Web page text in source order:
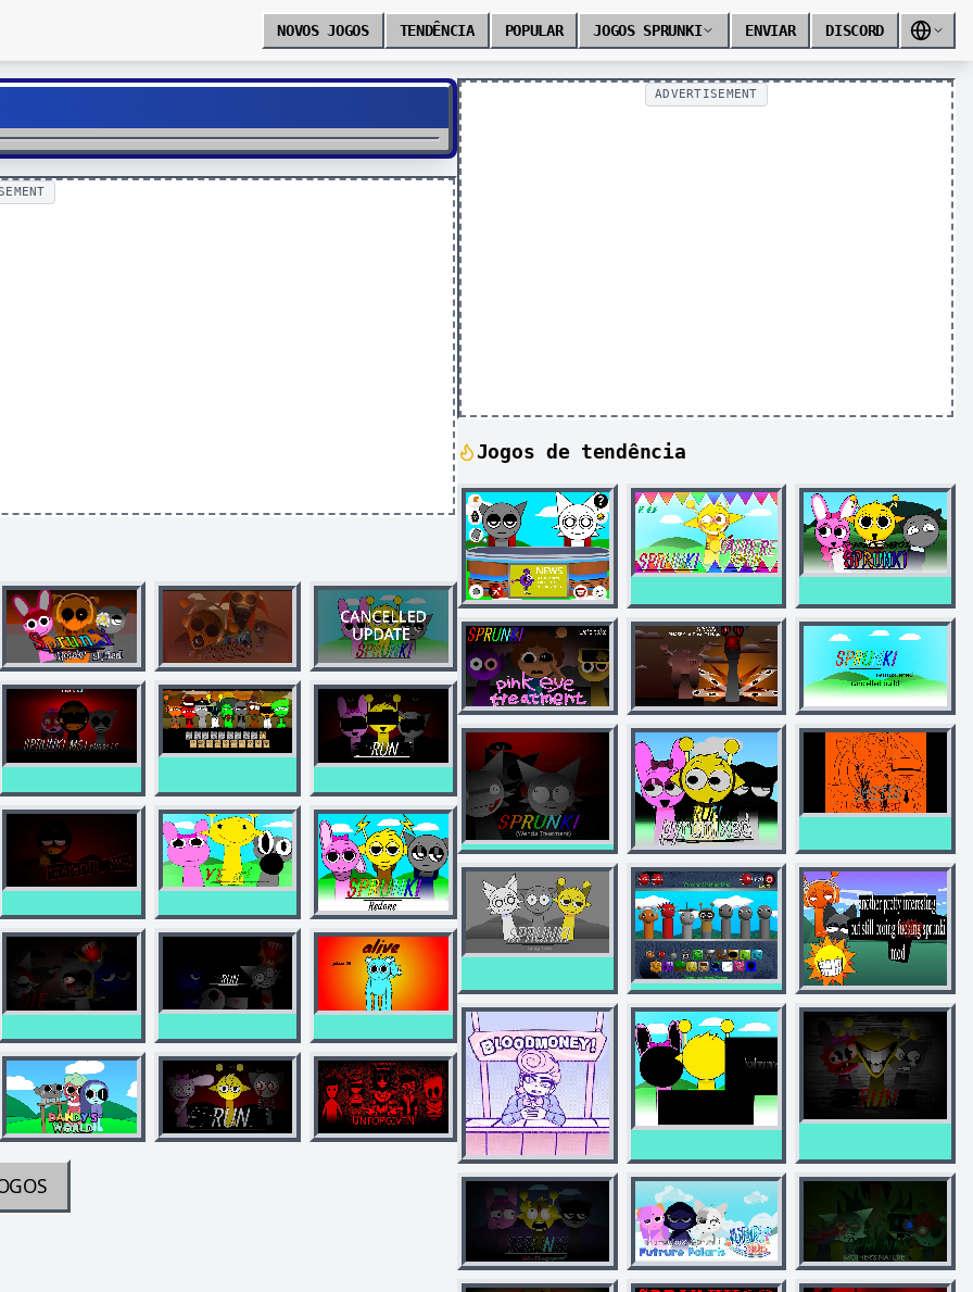
NOVOS JOGOS TENDÊNCIA POPULAR JOGOS SPRUNKI ENVIAR DISCORD
ADVERTISEMENT
Jogos de tendência